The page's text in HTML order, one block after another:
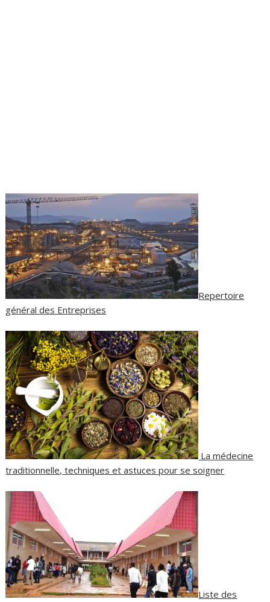
Repertoire
général des Entreprises
La médecine
traditionnelle, techniques et astuces pour se soigner
Liste des